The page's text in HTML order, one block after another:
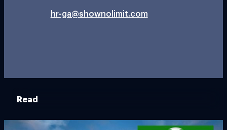
hr-ga@shownolimit.com
Read